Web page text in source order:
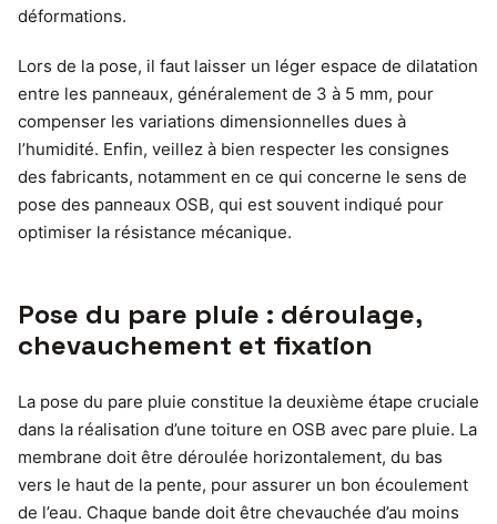
déformations.
Lors de la pose, il faut laisser un léger espace de dilatation
entre les panneaux, généralement de 3 à 5 mm, pour
compenser les variations dimensionnelles dues à
l’humidité. Enfin, veillez à bien respecter les consignes
des fabricants, notamment en ce qui concerne le sens de
pose des panneaux OSB, qui est souvent indiqué pour
optimiser la résistance mécanique.
Pose du pare pluie : déroulage,
chevauchement et fixation
La pose du pare pluie constitue la deuxième étape cruciale
dans la réalisation d’une toiture en OSB avec pare pluie. La
membrane doit être déroulée horizontalement, du bas
vers le haut de la pente, pour assurer un bon écoulement
de l’eau. Chaque bande doit être chevauchée d’au moins